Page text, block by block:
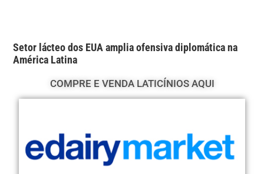
Setor lácteo dos EUA amplia ofensiva diplomática na
América Latina
COMPRE E VENDA LATICÍNIOS AQUI